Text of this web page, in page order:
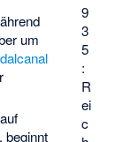
9
3
5
:
R
ei
c
um
beginnt